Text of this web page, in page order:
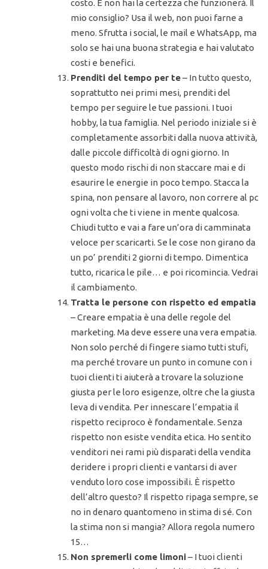
costo. E non hai la certezza che funzionerà. Il
mio consiglio? Usa il web, non puoi farne a
meno. Sfrutta i social, le mail e WhatsApp, ma
solo se hai una buona strategia e hai valutato
costi e benefici.
Prenditi del tempo per te– In tutto questo,
soprattutto nei primi mesi, prenditi del
tempo per seguire le tue passioni. I tuoi
hobby, la tua famiglia. Nel periodo iniziale si è
completamente assorbiti dalla nuova attività,
dalle piccole difficoltà di ogni giorno. In
questo modo rischi di non staccare mai e di
esaurire le energie in poco tempo. Stacca la
spina, non pensare al lavoro, non correre al pc
ogni volta che ti viene in mente qualcosa.
Chiudi tutto e vai a fare un’ora di camminata
veloce per scaricarti. Se le cose non girano da
un po’ prenditi 2 giorni di tempo. Dimentica
tutto, ricarica le pile… e poi ricomincia. Vedrai
il cambiamento.
Tratta le persone con rispetto ed empatia
– Creare empatia è una delle regole del
marketing. Ma deve essere una vera empatia.
Non solo perché di fingere siamo tutti stufi,
ma perché trovare un punto in comune con i
tuoi clienti ti aiuterà a trovare la soluzione
giusta per le loro esigenze, oltre che la giusta
leva di vendita. Per innescare l’empatia il
rispetto reciproco è fondamentale. Senza
rispetto non esiste vendita etica. Ho sentito
venditori nei rami più disparati della vendita
deridere i propri clienti e vantarsi di aver
venduto loro cose impossibili. È rispetto
dell’altro questo? Il rispetto ripaga sempre, se
no in denaro quantomeno in stima di sé. Con
la stima non si mangia? Allora regola numero
15…
Non spremerli come limoni– I tuoi clienti